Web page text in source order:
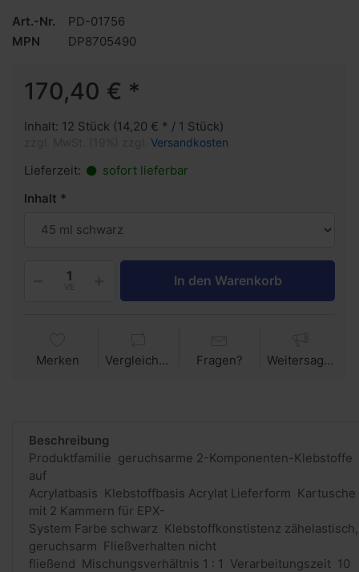
Art.-Nr.
PD-01756
MPN
DP8705490
170,40 € *
Inhalt: 12 Stück (14,20 € * / 1 Stück)
Versandkosten
Lieferzeit:
sofort lieferbar
Inhalt
VE In den Warenkorb
Merken Vergleichen Fragen? Weitersagen
Beschreibung
Produktfamilie geruchsarme 2-Komponenten-Klebstoffe
auf
Acrylatbasis Klebstoffbasis Acrylat Lieferform Kartusche
mit 2 Kammern für EPX-
System Farbe schwarz Klebstoffkonstistenz zähelastisch,
geruchsarm Fließverhalten nicht
fließend Mischungsverhältnis 1 : 1 Verarbeitungszeit 10